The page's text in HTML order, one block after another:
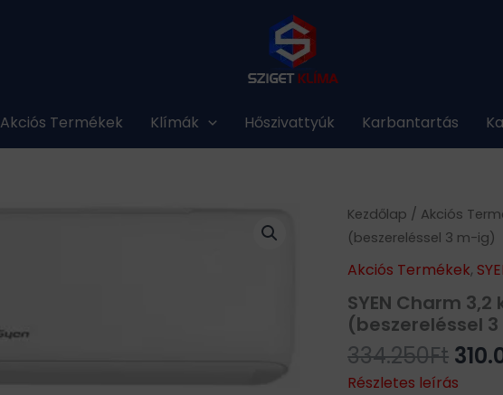
Akciós Termékek Klímák Hőszivattyúk Karbantartás
Kezdőlap / Akciós
(beszereléssel 3 m-ig)
Akciós Termékek,
SYEN Charm
(beszereléssel
334.250Ft
Részletes leírás